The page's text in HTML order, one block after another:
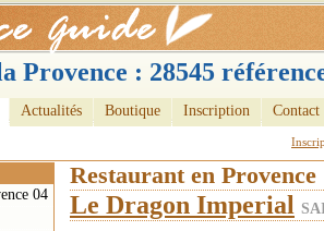
Provence : 28545
Actualités Boutique Inscription Contact
Restaurant en Provence
Le Dragon Imperial
04